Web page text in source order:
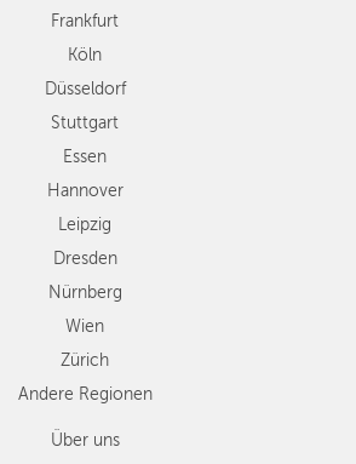
Dresden
Nürnberg
Wien
Zürich
Andere
Regionen
Frankfurt
Köln
Düsseldorf
Stuttgart
Essen
Hannover
Leipzig
Dresden
Nürnberg
Wien
Zürich
Andere Regionen
Über uns